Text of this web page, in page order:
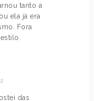
tanto a
ela já era
Fora
das